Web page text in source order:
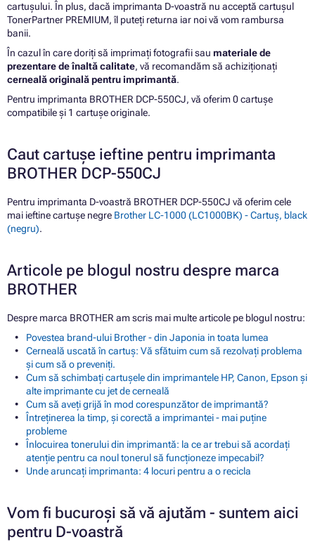
cartușului. În plus, dacă imprimanta D-voastră nu acceptă cartușul
TonerPartner PREMIUM, îl puteți returna iar noi vă vom rambursa
banii.
În cazul în care doriți să imprimați fotografii sau materiale de
prezentare de înaltă calitate, vă recomandăm să achiziționați
cerneală originală pentru imprimantă.
Pentru imprimanta BROTHER DCP-550CJ, vă oferim 0 cartușe
compatibile și 1 cartușe originale.
Caut cartușe ieftine pentru imprimanta
BROTHER DCP-550CJ
Pentru imprimanta D-voastră BROTHER DCP-550CJ vă oferim cele
mai ieftine cartușe negre Brother LC-1000 (LC1000BK) - Cartuș, black
(negru).
Articole pe blogul nostru despre marca
BROTHER
Despre marca BROTHER am scris mai multe articole pe blogul nostru:
Povestea brand-ului Brother - din Japonia in toata lumea
Cerneală uscată în cartuș: Vă sfătuim cum să rezolvați problema
și cum să o preveniți.
Cum să schimbați cartușele din imprimantele HP, Canon, Epson și
alte imprimante cu jet de cerneală
Cum să aveți grijă în mod corespunzător de imprimantă?
Întreținerea la timp, și corectă a imprimantei - mai puține
probleme
Înlocuirea tonerului din imprimantă: la ce ar trebui să acordați
atenție pentru ca noul tonerul să funcționeze impecabil?
Unde aruncați imprimanta: 4 locuri pentru a o recicla
Vom fi bucuroși să vă ajutăm - suntem aici
pentru D-voastră